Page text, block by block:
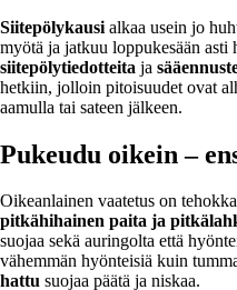
Siitepölykausi alkaa usein jo
myötä ja jatkuu loppukesään asti
siitepölytiedotteita ja
hetkiin, jolloin pitoisuudet ovat
aamulla tai sateen jälkeen.
Pukeudu oikein –
Oikeanlainen vaatetus on
pitkähihainen paita ja
suojaa sekä auringolta että
vähemmän hyönteisiä kuin
hattu suojaa päätä ja niskaa.